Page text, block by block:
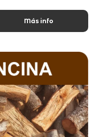
Más info